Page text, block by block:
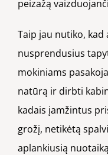
peizažą
Taip jau nutiko,
nusprendusius
mokiniams
natūrą ir dirbti
kadais įamžintus
grožį, netikėtą
aplankiusią